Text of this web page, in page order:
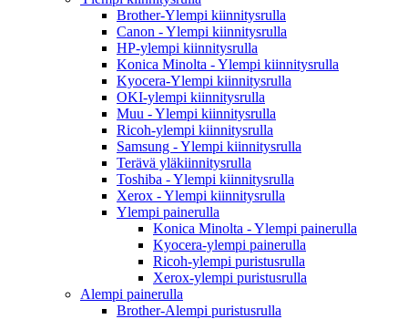
Brother-Ylempi kiinnitysrulla
Canon - Ylempi kiinnitysrulla
HP-ylempi kiinnitysrulla
Konica Minolta - Ylempi kiinnitysrulla
Kyocera-Ylempi kiinnitysrulla
OKI-ylempi kiinnitysrulla
Muu - Ylempi kiinnitysrulla
Ricoh-ylempi kiinnitysrulla
Samsung - Ylempi kiinnitysrulla
Terävä yläkiinnitysrulla
Toshiba - Ylempi kiinnitysrulla
Xerox - Ylempi kiinnitysrulla
Ylempi painerulla
Konica Minolta - Ylempi painerulla
Kyocera-ylempi painerulla
Ricoh-ylempi puristusrulla
Xerox-ylempi puristusrulla
Alempi painerulla
Brother-Alempi puristusrulla